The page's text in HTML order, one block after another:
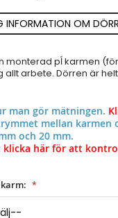
INFORMATION OM
monterad pĺ karmen
allt arbete. Dörren är
man gör mätningen.
mellan karmen
och 20 mm.
klicka här för att